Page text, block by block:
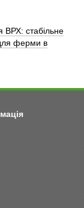
ВРХ: стабільне
ферми в